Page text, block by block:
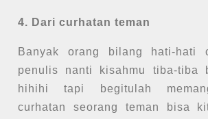
4. Dari curhatan teman
Banyak orang bilang hati-hati
penulis nanti kisahmu tiba-tiba
hihihi tapi begitulah
curhatan seorang teman bisa